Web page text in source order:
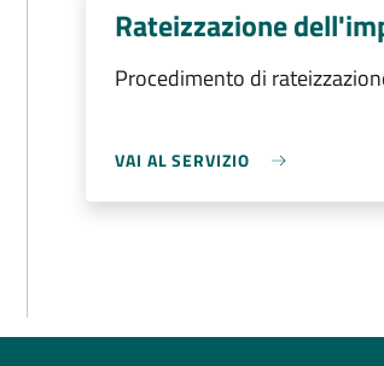
Rateizzazione
Procedimento di
VAI AL SERVIZIO